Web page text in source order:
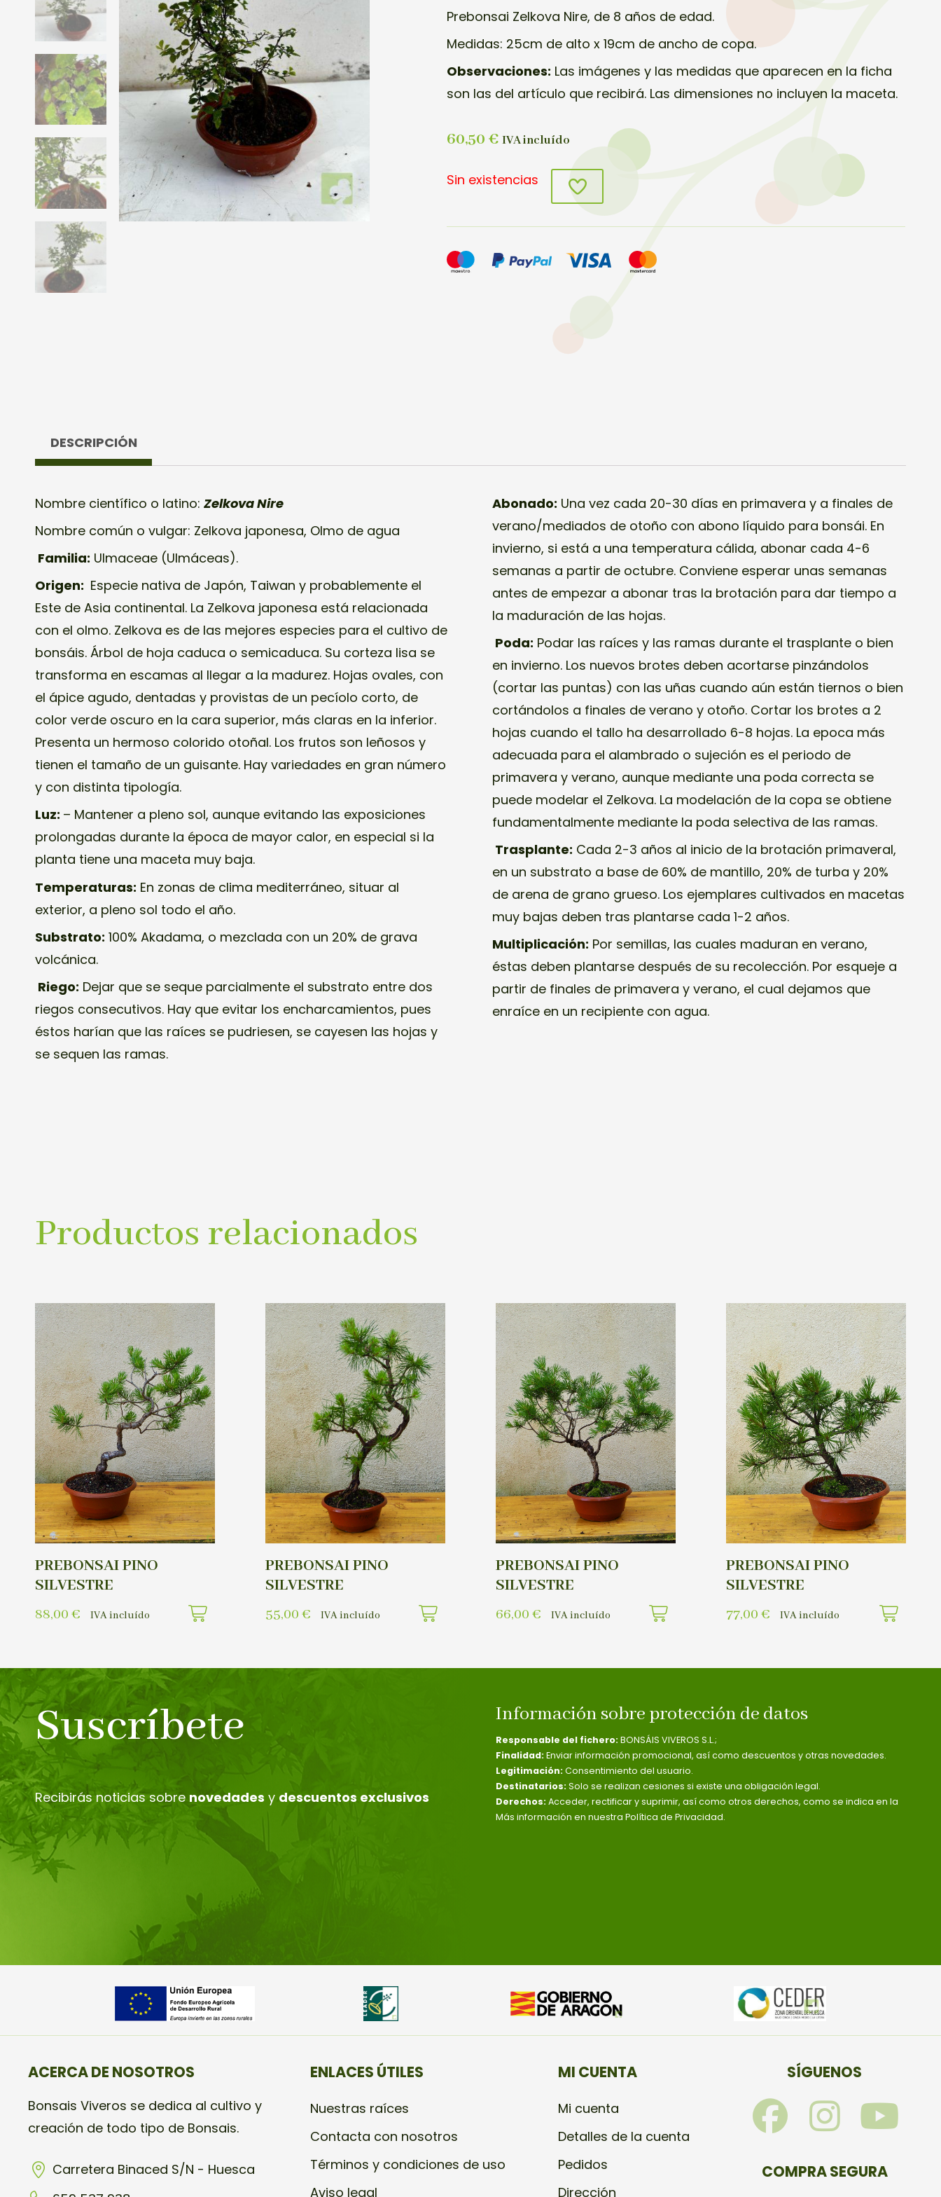
Prebonsai Zelkova Nire, de 8 años de edad.
Medidas: 25cm de alto x 19cm de ancho de copa.
Observaciones: Las imágenes y las medidas que aparecen en la ficha
son las del artículo que recibirá. Las dimensiones no incluyen la maceta.
60,50€ IVA incluído
Sin existencias
DESCRIPCIÓN
Nombre científico o latino: Zelkova Nire
Nombre común o vulgar: Zelkova japonesa, Olmo de agua
Familia: Ulmaceae (Ulmáceas).
Origen: Especie nativa de Japón, Taiwan y probablemente el
Este de Asia continental. La Zelkova japonesa está relacionada
con el olmo. Zelkova es de las mejores especies para el cultivo de
bonsáis. Árbol de hoja caduca o semicaduca. Su corteza lisa se
transforma en escamas al llegar a la madurez. Hojas ovales, con
el ápice agudo, dentadas y provistas de un pecíolo corto, de
color verde oscuro en la cara superior, más claras en la inferior.
Presenta un hermoso colorido otoñal. Los frutos son leñosos y
tienen el tamaño de un guisante. Hay variedades en gran número
y con distinta tipología.
Luz: – Mantener a pleno sol, aunque evitando las exposiciones
prolongadas durante la época de mayor calor, en especial si la
planta tiene una maceta muy baja.
Temperaturas: En zonas de clima mediterráneo, situar al
exterior, a pleno sol todo el año.
Substrato: 100% Akadama, o mezclada con un 20% de grava
volcánica.
Riego: Dejar que se seque parcialmente el substrato entre dos
riegos consecutivos. Hay que evitar los encharcamientos, pues
éstos harían que las raíces se pudriesen, se cayesen las hojas y
se sequen las ramas.
Abonado: Una vez cada 20-30 días en primavera y a finales de
verano/mediados de otoño con abono líquido para bonsái. En
invierno, si está a una temperatura cálida, abonar cada 4-6
semanas a partir de octubre. Conviene esperar unas semanas
antes de empezar a abonar tras la brotación para dar tiempo a
la maduración de las hojas.
Poda: Podar las raíces y las ramas durante el trasplante o bien
en invierno. Los nuevos brotes deben acortarse pinzándolos
(cortar las puntas) con las uñas cuando aún están tiernos o bien
cortándolos a finales de verano y otoño. Cortar los brotes a 2
hojas cuando el tallo ha desarrollado 6-8 hojas. La epoca más
adecuada para el alambrado o sujeción es el periodo de
primavera y verano, aunque mediante una poda correcta se
puede modelar el Zelkova. La modelación de la copa se obtiene
fundamentalmente mediante la poda selectiva de las ramas.
Trasplante: Cada 2-3 años al inicio de la brotación primaveral,
en un substrato a base de 60% de mantillo, 20% de turba y 20%
de arena de grano grueso. Los ejemplares cultivados en macetas
muy bajas deben tras plantarse cada 1-2 años.
Multiplicación: Por semillas, las cuales maduran en verano,
éstas deben plantarse después de su recolección. Por esqueje a
partir de finales de primavera y verano, el cual dejamos que
enraíce en un recipiente con agua.
Productos relacionados
PREBONSAI PINO
SILVESTRE
88,00 € IVA incluído
PREBONSAI PINO
SILVESTRE
55,00 € IVA incluído
PREBONSAI PINO
SILVESTRE
66,00 € IVA incluído
PREBONSAI PINO
SILVESTRE
77,00 € IVA incluído
Suscríbete
Recibirás noticias sobre novedades y descuentos exclusivos
Información sobre protección de datos
Responsable del fichero: BONSÁIS VIVEROS S.L.;
Finalidad: Enviar información promocional, así como descuentos y otras novedades.
Legitimación: Consentimiento del usuario.
Destinatarios: Solo se realizan cesiones si existe una obligación legal.
Derechos: Acceder, rectificar y suprimir, así como otros derechos, como se indica en la
Más información en nuestra Política de Privacidad.
ACERCA DE NOSOTROS
Bonsais Viveros se dedica al cultivo y
creación de todo tipo de Bonsais.
Carretera Binaced S/N - Huesca
ENLACES ÚTILES
Nuestras raíces
Contacta con nosotros
Términos y condiciones de uso
Aviso legal
MI CUENTA
Mi cuenta
Detalles de la cuenta
Pedidos
Dirección
SÍGUENOS
F
a
c
I
n
s
Y
u
COMPRA SEGURA